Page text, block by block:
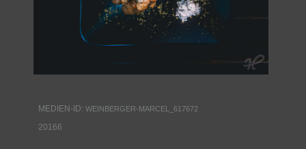
MEDIEN-ID: WEINBERGER-MARCEL_617672
20166